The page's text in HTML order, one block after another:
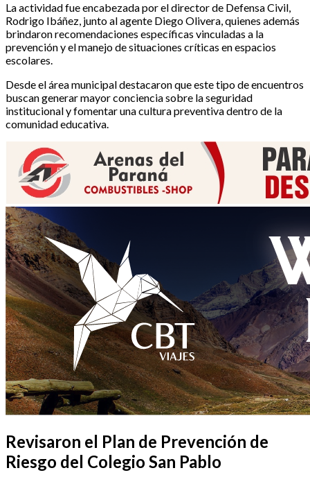
La actividad fue encabezada por el director de Defensa Civil,
Rodrigo Ibáñez, junto al agente Diego Olivera, quienes además
brindaron recomendaciones específicas vinculadas a la
prevención y el manejo de situaciones críticas en espacios
escolares.
Desde el área municipal destacaron que este tipo de encuentros
buscan generar mayor conciencia sobre la seguridad
institucional y fomentar una cultura preventiva dentro de la
comunidad educativa.
Revisaron el Plan de Prevención de
Riesgo del Colegio San Pablo